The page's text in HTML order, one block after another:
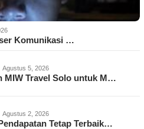
Komunikasi …
Agustus 5, 2026
MIW Travel Solo untuk M…
Agustus 2, 2026
Tetap Terbaik…